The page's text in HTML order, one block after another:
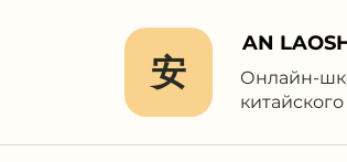
安
AN
Онлайн-